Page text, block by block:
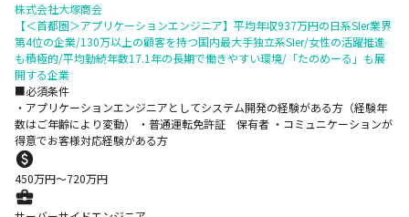
株式会社大塚商会
【＜首都圏＞アプリケーションエンジニア】平均年収937万円の日系SIer業界
第4位の企業/130万以上の顧客を持つ国内最大手独立系SIer/女性の活躍推進
も積極的/平均勤続年数17.1年の長期で働きやすい環境/「たのめーる」も展
開する企業
■必須条件
・アプリケーションエンジニアとしてシステム開発の経験がある方（経験年
数はご年齢により変動） ・普通運転免許証 保有者 ・コミュニケーションが
得意でお客様対応経験がある方
450万円〜720万円